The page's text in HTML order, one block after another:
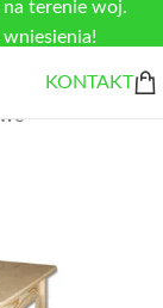
na terenie woj.
wniesienia!
KONTAKT